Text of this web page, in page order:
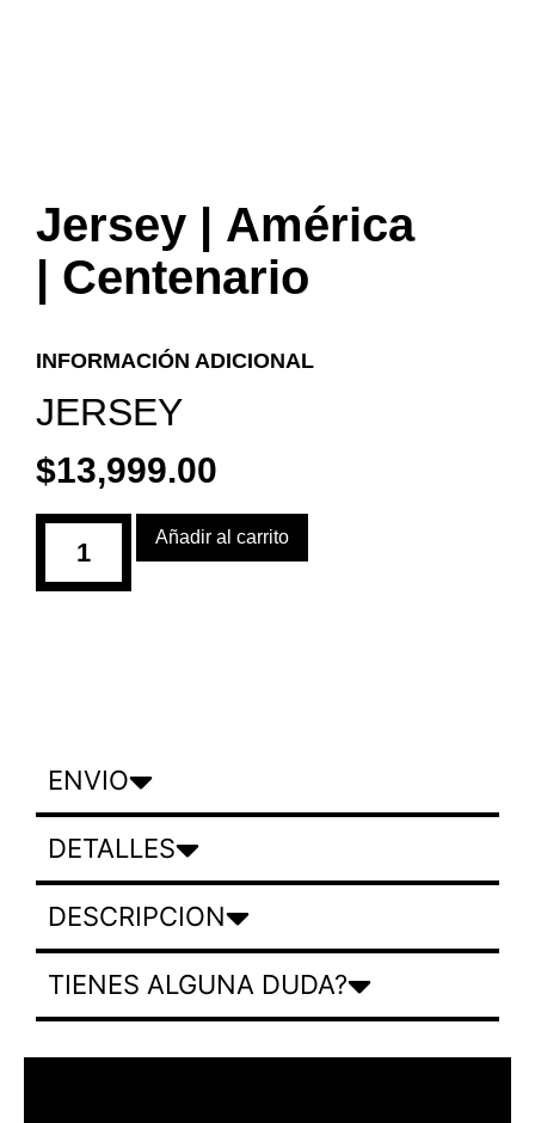
Jersey | América
| Centenario
INFORMACIÓN ADICIONAL
JERSEY
$13,999.00
Añadir al carrito
ENVIO
DETALLES
DESCRIPCION
TIENES ALGUNA DUDA?